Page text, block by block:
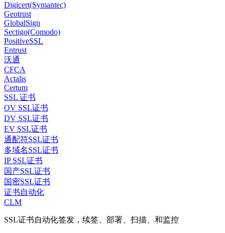
Digicert(Symantec)
Geotrust
GlobalSign
Sectigo(Comodo)
PositiveSSL
Entrust
沃通
CFCA
Actalis
Certum
SSL 证书
OV SSL证书
DV SSL证书
EV SSL证书
通配符SSL证书
多域名SSL证书
IP SSL证书
国产SSL证书
国密SSL证书
证书自动化
CLM
SSL证书自动化签发，续签、部署、扫描、和监控